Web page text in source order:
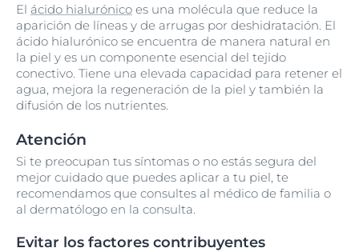
El ácido hialurónico es una molécula que reduce la
aparición de líneas y de arrugas por deshidratación. El
ácido hialurónico se encuentra de manera natural en
la piel y es un componente esencial del tejido
conectivo. Tiene una elevada capacidad para retener el
agua, mejora la regeneración de la piel y también la
difusión de los nutrientes.
Atención
Si te preocupan tus síntomas o no estás segura del
mejor cuidado que puedes aplicar a tu piel, te
recomendamos que consultes al médico de familia o
al dermatólogo en la consulta.
Evitar los factores contribuyentes